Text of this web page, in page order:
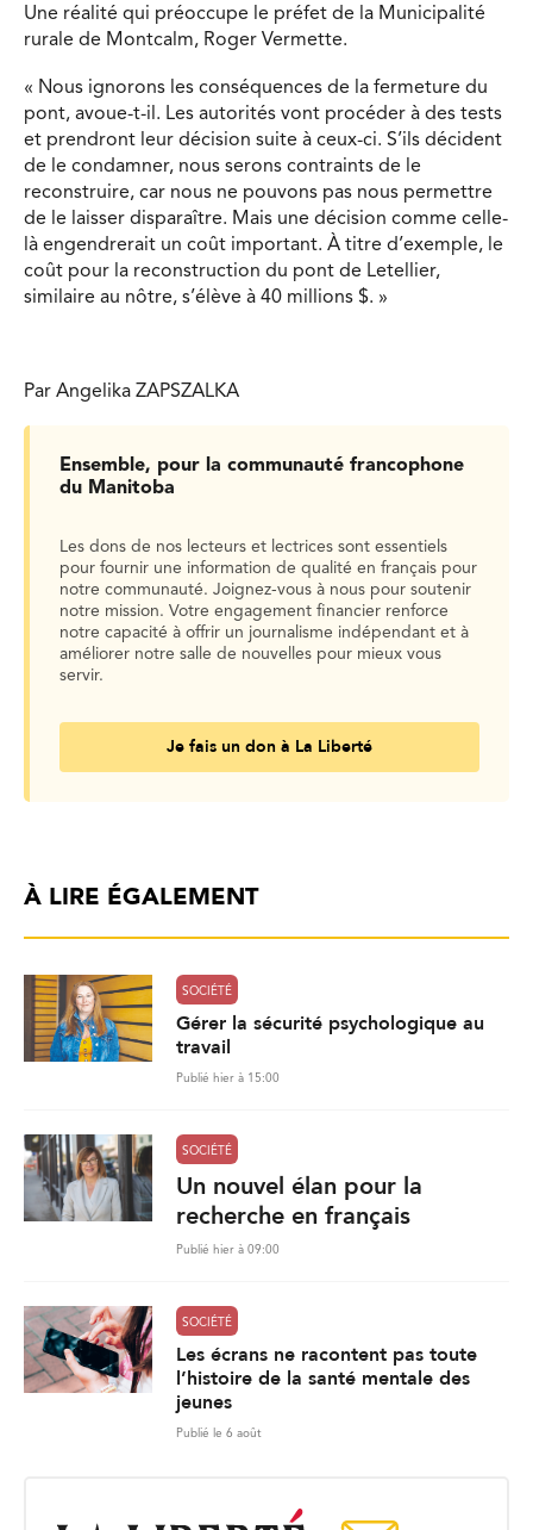
Une réalité qui préoccupe le préfet de la Municipalité
rurale de Montcalm, Roger Vermette.
« Nous ignorons les conséquences de la fermeture du
pont, avoue-t-il. Les autorités vont procéder à des tests
et prendront leur décision suite à ceux-ci. S’ils décident
de le condamner, nous serons contraints de le
reconstruire, car nous ne pouvons pas nous permettre
de le laisser disparaître. Mais une décision comme celle-
là engendrerait un coût important. À titre d’exemple, le
coût pour la reconstruction du pont de Letellier,
similaire au nôtre, s’élève à 40 millions $. »
Par Angelika ZAPSZALKA
Ensemble, pour la communauté francophone
du Manitoba
Les dons de nos lecteurs et lectrices sont essentiels
pour fournir une information de qualité en français pour
notre communauté. Joignez-vous à nous pour soutenir
notre mission. Votre engagement financier renforce
notre capacité à offrir un journalisme indépendant et à
améliorer notre salle de nouvelles pour mieux vous
servir.
Je fais un don à La Liberté
À LIRE ÉGALEMENT
SOCIÉTÉ
Gérer la sécurité psychologique au
travail
Publié hier à 15:00
SOCIÉTÉ
Un nouvel élan pour la
recherche en français
Publié hier à 09:00
SOCIÉTÉ
Les écrans ne racontent pas toute
l’histoire de la santé mentale des
jeunes
Publié le 6 août